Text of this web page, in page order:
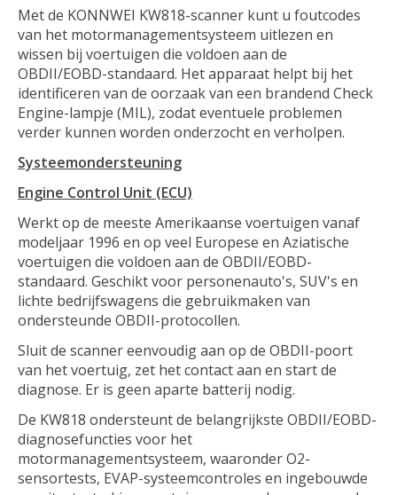
Met de KONNWEI KW818-scanner kunt u foutcodes
van het motormanagementsysteem uitlezen en
wissen bij voertuigen die voldoen aan de
OBDII/EOBD-standaard. Het apparaat helpt bij het
identificeren van de oorzaak van een brandend Check
Engine-lampje (MIL), zodat eventuele problemen
verder kunnen worden onderzocht en verholpen.
Systeemondersteuning
Engine Control Unit (ECU)
Werkt op de meeste Amerikaanse voertuigen vanaf
modeljaar 1996 en op veel Europese en Aziatische
voertuigen die voldoen aan de OBDII/EOBD-
standaard. Geschikt voor personenauto's, SUV's en
lichte bedrijfswagens die gebruikmaken van
ondersteunde OBDII-protocollen.
Sluit de scanner eenvoudig aan op de OBDII-poort
van het voertuig, zet het contact aan en start de
diagnose. Er is geen aparte batterij nodig.
De KW818 ondersteunt de belangrijkste OBDII/EOBD-
diagnosefuncties voor het
motormanagementsysteem, waaronder O2-
sensortests, EVAP-systeemcontroles en ingebouwde